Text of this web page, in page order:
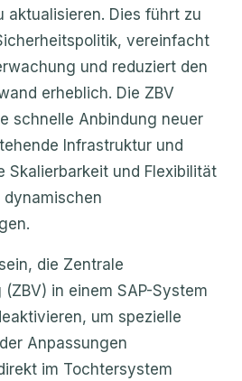
aktualisieren. Dies führt zu
vereinfacht
und reduziert den
erheblich. Die ZBV
schnelle Anbindung neuer
Infrastruktur und
Skalierbarkeit und Flexibilität
dynamischen
die Zentrale
in einem SAP-System
um spezielle
Anpassungen
im Tochtersystem